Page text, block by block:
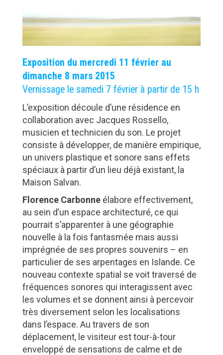
Exposition du mercredi 11 février au
dimanche 8 mars 2015
Vernissage le samedi 7 février à partir de 15 h
L’exposition découle d’une résidence en
collaboration avec Jacques Rossello,
musicien et technicien du son. Le projet
consiste à développer, de manière empirique,
un univers plastique et sonore sans effets
spéciaux à partir d’un lieu déjà existant, la
Maison Salvan.
Florence Carbonneélabore effectivement,
au sein d’un espace architecturé, ce qui
pourrait s’apparenter à une géographie
nouvelle à la fois fantasmée mais aussi
imprégnée de ses propres souvenirs – en
particulier de ses arpentages en Islande. Ce
nouveau contexte spatial se voit traversé de
fréquences sonores qui interagissent avec
les volumes et se donnent ainsi à percevoir
très diversement selon les localisations
dans l’espace. Au travers de son
déplacement, le visiteur est tour-à-tour
enveloppé de sensations de calme et de